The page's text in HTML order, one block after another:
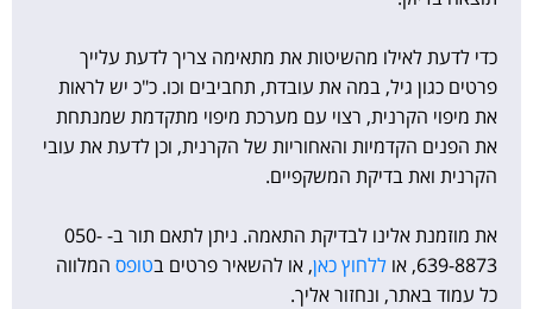
כדי לדעת לאילו מהשיטות את מתאימה צריך לדעת עלייך
פרטים כגון גיל, במה את עובדת, תחביבים וכו. כ"כ יש לראות
את מיפוי הקרנית, רצוי עם מערכת מיפוי מתקדמת שמנתחת
את הפנים הקדמיות והאחוריות של הקרנית, וכן לדעת את עובי
הקרנית ואת בדיקת המשקפיים.
את מוזמנת אלינו לבדיקת התאמה. ניתן לתאם תור ב- 050-
639-8873⁩, או
ללחוץ כאן, או להשאיר פרטים בטופס המלווה
כל עמוד באתר, ונחזור אליך.